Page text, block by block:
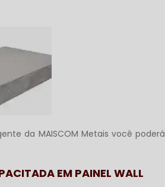
da MAISCOM Metais você poderá
EM PAINEL WALL